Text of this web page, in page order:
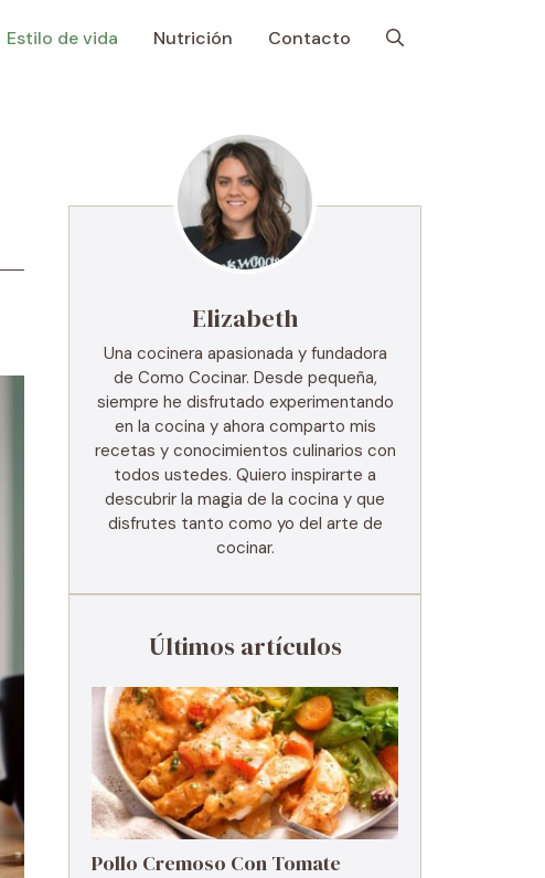
Estilo de vida Nutrición Contacto
Elizabeth
Una cocinera apasionada y fundadora
de Como Cocinar. Desde pequeña,
siempre he disfrutado experimentando
en la cocina y ahora comparto mis
recetas y conocimientos culinarios con
todos ustedes. Quiero inspirarte a
descubrir la magia de la cocina y que
disfrutes tanto como yo del arte de
cocinar.
Últimos artículos
Pollo Cremoso Con Tomate